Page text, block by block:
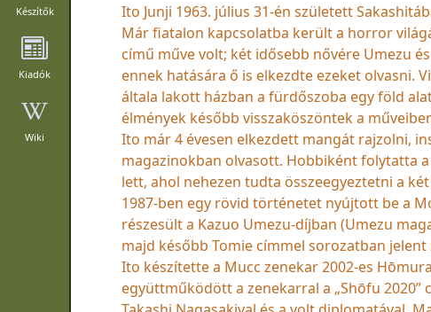
Készítők
Kiadók
Wiki
Ito Junji 1963. július 31-én született
Már fiatalon kapcsolatba került a horror
című műve volt; két idősebb nővére Umezu
ennek hatására ő is elkezdte ezeket olvasni.
általa lakott házban a fürdőszoba egy föld
élmények később visszaköszöntek a
Ito már 4 évesen elkezdett mangát rajzolni,
magazinokban olvasott. Hobbiként folytatta
lett, ahol nehezen tudta összeegyeztetni a
1987-ben egy rövid történetet nyújtott be a
részesült a Kazuo Umezu-díjban (Umezu
majd később Tomie címmel sorozatban jelent
Ito készítette a Mucc zenekar 2002-es
együttműködött a zenekarral a „Shōfu